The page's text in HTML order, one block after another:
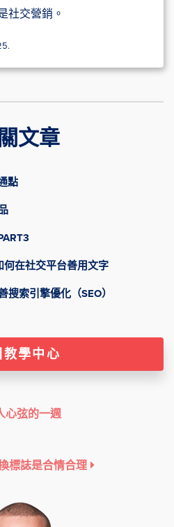
社交營銷。
文章
點
在社交平台善用文字
索引擎優化（SEO）
學中心
心弦的一週
標誌是合情合理